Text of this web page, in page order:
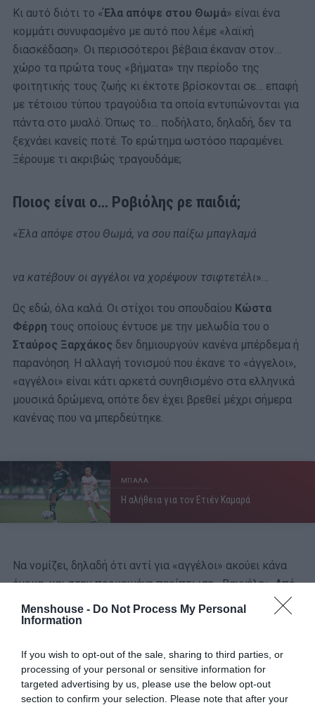
Menshouse - Do Not Process My Personal
Information
If you wish to opt-out of the sale, sharing to third parties, or
processing of your personal or sensitive information for
targeted advertising by us, please use the below opt-out
section to confirm your selection. Please note that after your
Κι αυτό διότι το «Έλα απόψε στου Θωμά» είναι ένα
κομμάτι συνυφασμένο με αυτό που λέμε «λαϊκή
διασκέδαση». Οι περισσότεροι βέβαια έκαναν στον…
χώρο τα πρώτα τους «βήματα» την περίοδο της
φοιτητικής τους ζωής κι έκτοτε βρίσκονται σε… επαφή
με τέτοιου τύπου τραγούδια τα οποία εντυπώνονται για
πάντα στο μυαλό. Όπως το… ποδήλατο, δηλαδή, δεν τα
ξεχνάει κανείς ποτέ. Το ερώτημα ωστόσο παραμένει.
Ξέρουμε τι ακριβώς τραγουδάμε;
Ποιος είναι ο… Ροβιόλης ρε παιδιά;
«Έλα απόψε στου Θωμά, να σου παίξω μπαγλαμά
να κατέβουν οι αγγέλοι να χορέψουν τσιφτετέλι»…
Ως εδώ, όλα καλά. Οι στίχοι του σπουδαίου Κώστα
Φέρρη τους οποίους έντυσε με την μελωδία του ο
Σταύρος Ξαρχάκος δεν δημιουργούν κανένα μπέρδεμα ή
παρανόηση. Η αλλαγή τονισμού που έκανε το «άγγελοι»,
«αγγέλοι» είναι κάτι αρκετά συνηθισμένο στα ελληνικά
μουσικά δρώμενα, οπότε δεν έχει βρεθεί μέχρι σήμερα
κανένας που να μπερδεύτηκε.
ΜΠΑΛΑ
Η αλήθεια για τον Ετιέν Καμαρά
Να νομίζει, δηλαδή ότι αντί για «αγγέλοι» ακούει κάνα
όνομα, και στην προκειμένη περίπτωση «Βαγγέλη». Από
εκεί και κάτω, όμως,
η… πίστα δυσκολεύει!
με βιολί σαντουροβιόλι θα χορέψουν οι διαβόλοι
Τώρα βέβαια που το βλέπουμεγραμμένο ως μία λέξη